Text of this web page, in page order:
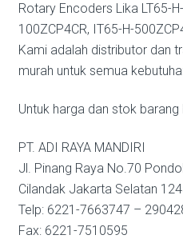
Rotary Encoders Lika LT65-
100ZCP4CR, IT65-H-
Kami adalah distributor dan
murah untuk semua
Untuk harga dan stok
PT. ADI RAYA MANDIRI
Jl. Pinang Raya No.70
Cilandak Jakarta Selatan
Telp: 6221-7663747 –
Fax: 6221-7510595